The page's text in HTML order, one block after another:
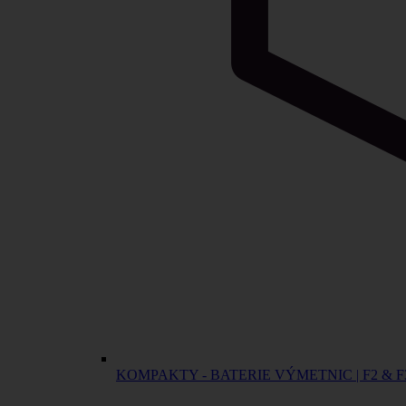
KOMPAKTY - BATERIE VÝMETNIC | F2 &